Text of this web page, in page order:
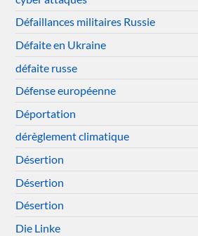
Défaillances militaires Russie
Défaite en Ukraine
défaite russe
Défense européenne
Déportation
dérèglement climatique
Désertion
Désertion
Désertion
Die Linke